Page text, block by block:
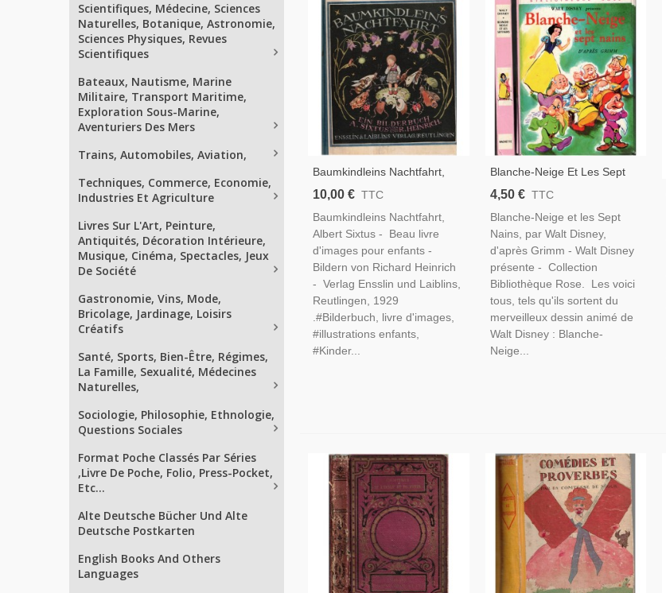
Scientifiques, Médecine, Sciences
Naturelles, Botanique, Astronomie,
Sciences Physiques, Revues
Scientifiques
Bateaux, Nautisme, Marine
Militaire, Transport Maritime,
Exploration Sous-Marine,
Aventuriers Des Mers
Trains, Automobiles, Aviation,
Techniques, Commerce, Economie,
Industries Et Agriculture
Livres Sur L'Art, Peinture,
Antiquités, Décoration Intérieure,
Musique, Cinéma, Spectacles, Jeux
De Société
Gastronomie, Vins, Mode,
Bricolage, Jardinage, Loisirs
Créatifs
Santé, Sports, Bien-Être, Régimes,
La Famille, Sexualité, Médecines
Naturelles,
Sociologie, Philosophie, Ethnologie,
Questions Sociales
Format Poche Classés Par Séries
,Livre De Poche, Folio, Press-Pocket,
Etc...
Alte Deutsche Bücher Und Alte
Deutsche Postkarten
English Books And Others
Languages
Baumkindleins Nachtfahrt,
Albert Sixtus, 1929 - Kinder
Livres D'images
10,00 € TTC
Baumkindleins Nachtfahrt,
Albert Sixtus - Beau livre
d'images pour enfants -
Bildern von Richard Heinrich
- Verlag Ensslin und Laiblins,
Reutlingen, 1929
.#Bilderbuch, livre d'images,
#illustrations enfants,
#Kinder...
Blanche-Neige Et Les Sept
Nains, Walt Disney, 1973 -
Jeunesse Bibliothèque Rose
4,50 € TTC
Blanche-Neige et les Sept
Nains, par Walt Disney,
d'après Grimm - Walt Disney
présente - Collection
Bibliothèque Rose. Les voici
tous, tels qu'ils sortent du
merveilleux dessin animé de
Walt Disney : Blanche-
Neige...